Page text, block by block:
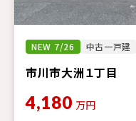
NEW 7/26 中古一戸建
市川市大洲１丁目
4,180 万円